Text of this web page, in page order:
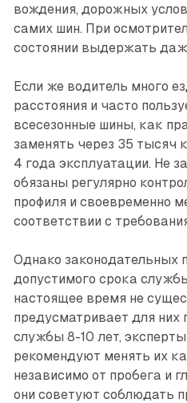
вождения, дорожных
самих шин. При
состоянии выдержать
Если же водитель много
расстояния и часто
всесезонные шины, как
заменять через 35 тысяч
4 года эксплуатации. Не
обязаны регулярно
профиля и своевременно
соответствии с
Однако законодательных
допустимого срока
настоящее время не
предусматривает для них
службы 8-10 лет,
рекомендуют менять их
независимо от пробега и
они советуют соблюдать